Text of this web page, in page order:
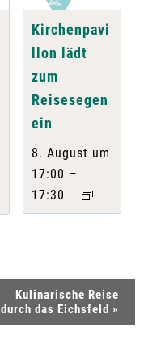
Kirchenpavi
llon lädt
zum
Reisesegen
ein
8. August um
17:00 –
17:30
Kulinarische Reise
durch das Eichsfeld »